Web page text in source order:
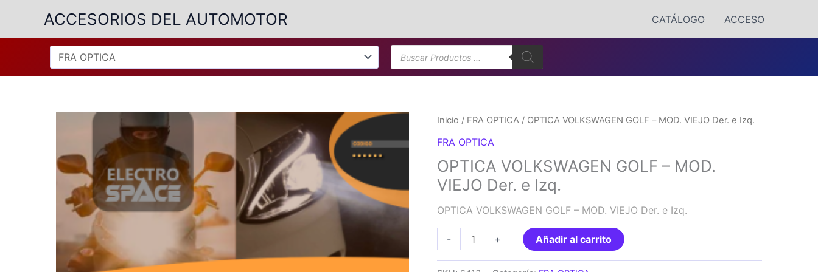
contenido
ACCESORIOS DEL AUTOMOTOR CATÁLOGO ACCESO
Búsqueda
de
productos
Inicio / FRA OPTICA / OPTICA VOLKSWAGEN GOLF – MOD. VIEJO Der. e Izq.
FRA OPTICA
OPTICA VOLKSWAGEN GOLF – MOD.
VIEJO Der. e Izq.
OPTICA VOLKSWAGEN GOLF – MOD. VIEJO Der. e Izq.
-
OPTICA
VOLKSWAGEN
+ Añadir al carrito